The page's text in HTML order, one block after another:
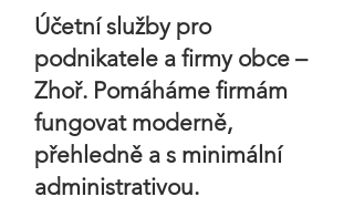
Účetní služby pro
podnikatele a firmy obce –
Zhoř. Pomáháme firmám
fungovat moderně,
přehledně a s minimální
administrativou.